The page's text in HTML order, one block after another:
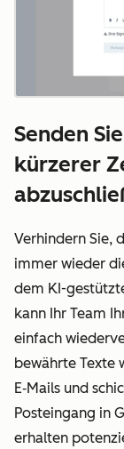
Senden
kürzerer
Verhindern Sie,
immer wieder
dem KI-
kann Ihr Team
einfach
bewährte Texte
E‑Mails und
Posteingang in
erhalten